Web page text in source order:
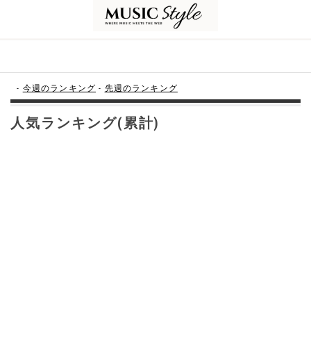
- 今週のランキング - 先週のランキング
人気ランキング(累計)